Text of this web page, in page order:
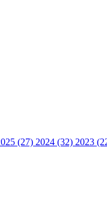
(27) 2024 (32) 2023